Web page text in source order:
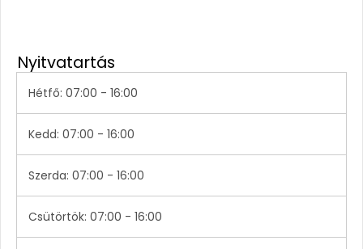
Nyitvatartás
Hétfő: 07:00 - 16:00
Kedd: 07:00 - 16:00
Szerda: 07:00 - 16:00
Csütörtök: 07:00 - 16:00